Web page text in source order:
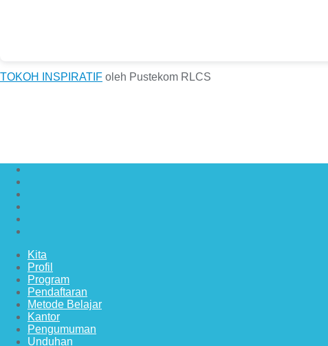
TOKOH INSPIRATIF oleh Pustekom RLCS
Kita
Profil
Program
Pendaftaran
Metode Belajar
Kantor
Pengumuman
Unduhan